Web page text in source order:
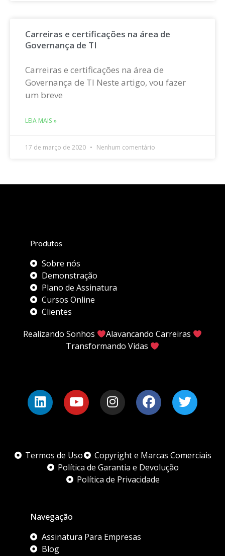
Carreiras e certificações na área de
Governança de TI
Carreiras e certificações na área de
Governança de TI Neste artigo, vou fazer
um breve
LEIA MAIS »
17 de março de 2020 Nenhum comentário
Produtos
Sobre nós
Demonstração
Plano de Assinatura
Cursos Online
Clientes
Realizando Sonhos
Alavancando Carreiras
Transformando Vidas
Termos de Uso
Copyright e Marcas Comerciais
Política de Garantia e Devolução
Política de Privacidade
Navegação
Assinatura Para Empresas
Blog